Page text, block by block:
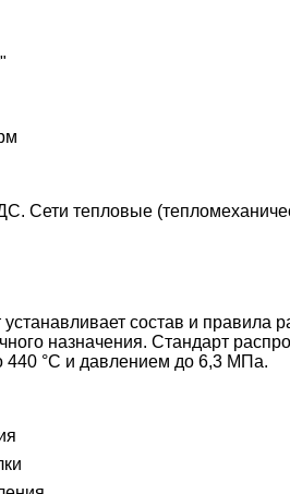
Сети тепловые
состав и правила
назначения. Стандарт
440 °С и давлением до 6,3 МПа.